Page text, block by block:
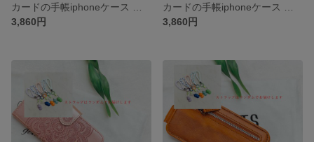
3,860円
3,860円